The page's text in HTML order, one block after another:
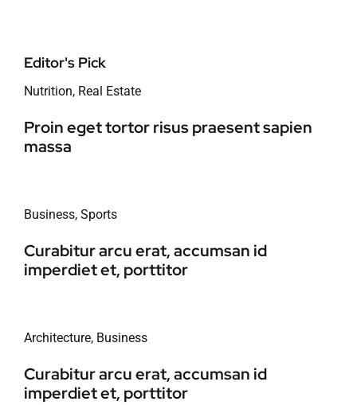
Editor's Pick
Nutrition, Real Estate
Proin eget tortor risus praesent sapien
massa
Business, Sports
Curabitur arcu erat, accumsan id
imperdiet et, porttitor
Architecture, Business
Curabitur arcu erat, accumsan id
imperdiet et, porttitor